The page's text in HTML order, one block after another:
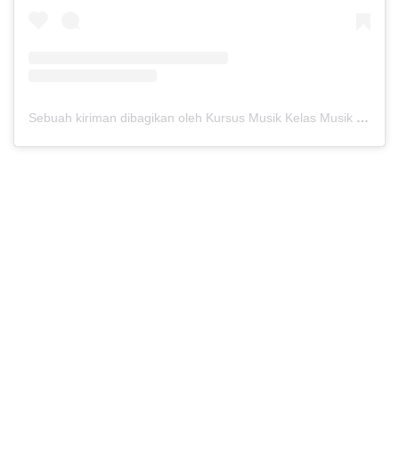
Sebuah kiriman dibagikan oleh Kursus Musik Kelas Musik (@kelasmusik)